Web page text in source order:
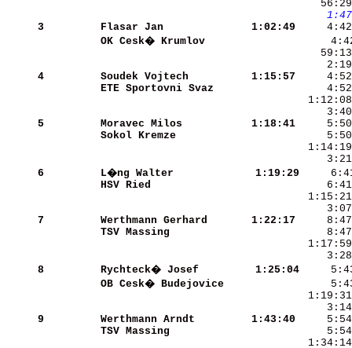
    1:47
     3
Flasar Jan
1:02:49
OK Cesk� Krumlov
     4
Soudek Vojtech
1:15:57
ETE Sportovni Svaz
     5
Moravec Milos
1:18:41
Sokol Kremze
     6
L�ng Walter
1:19:29
HSV Ried
     7
Werthmann Gerhard
1:22:17
TSV Massing
     8
Rychteck� Josef
1:25:04
OB Cesk� Budejovice
     9
Werthmann Arndt
1:43:40
TSV Massing